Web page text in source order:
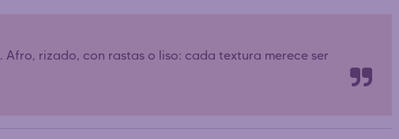
. Afro, rizado, con rastas o liso: cada textura merece ser